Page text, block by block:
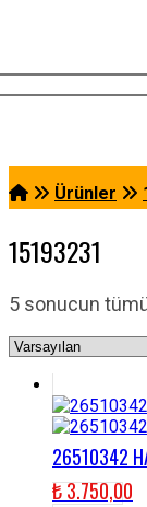
Ürünler
15193231
5 sonucun
26510342
₺3.750,00